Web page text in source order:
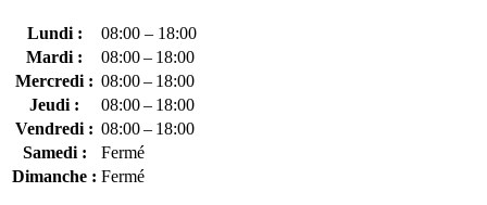
Lundi :
08:00 – 18:00
Mardi :
08:00 – 18:00
Mercredi : 08:00 – 18:00
Jeudi :
08:00 – 18:00
Vendredi : 08:00 – 18:00
Samedi :
Fermé
Dimanche : Fermé